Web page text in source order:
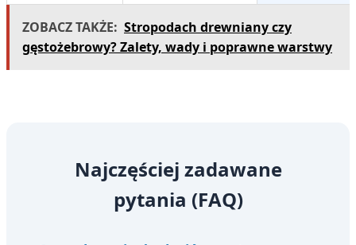
ZOBACZ TAKŻE: Stropodach drewniany czy
gęstożebrowy? Zalety, wady i poprawne warstwy
Najczęściej zadawane
pytania (FAQ)